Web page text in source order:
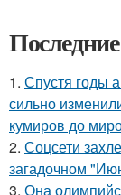
1. Спустя годы
сильно
кумиров до
2. Соцсети
загадочном
3. Она